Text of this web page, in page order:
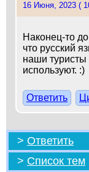
16 Июня, 2023 (
Наконец-то
что русский
наши
используют. :)
Ответить
> Ответить
> Список тем